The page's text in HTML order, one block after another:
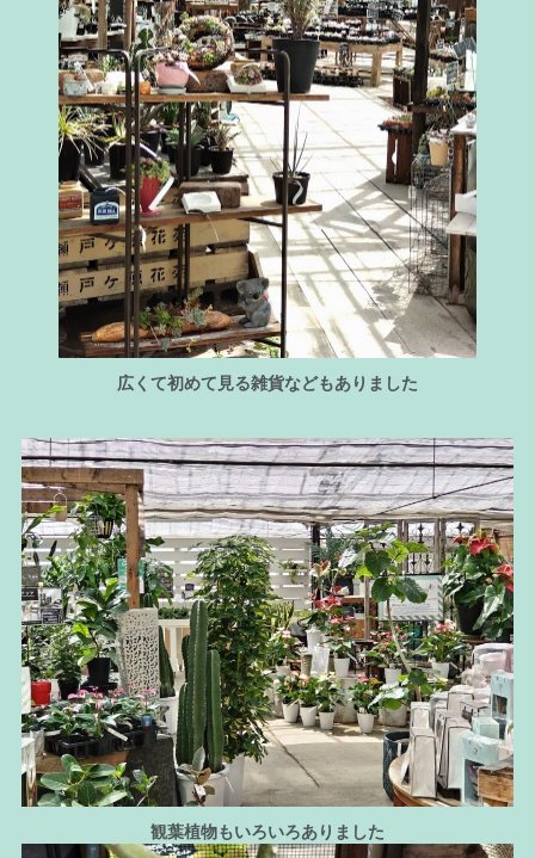
広くて初めて見る雑貨などもありました
観葉植物もいろいろありました